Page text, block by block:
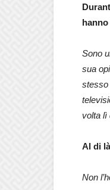
Sono
sua
stesso
volta lì
Al di
Non